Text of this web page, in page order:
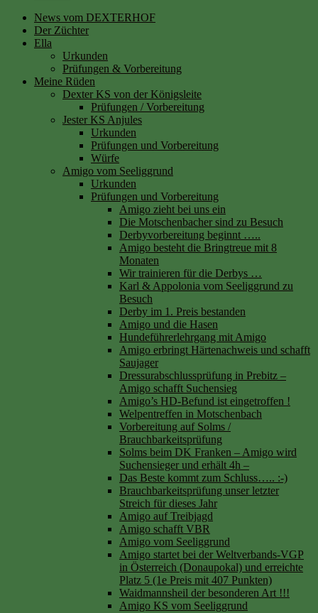
News vom DEXTERHOF
Der Züchter
Ella
Urkunden
Prüfungen & Vorbereitung
Meine Rüden
Dexter KS von der Königsleite
Prüfungen / Vorbereitung
Jester KS Anjules
Urkunden
Prüfungen und Vorbereitung
Würfe
Amigo vom Seeliggrund
Urkunden
Prüfungen und Vorbereitung
Amigo zieht bei uns ein
Die Motschenbacher sind zu Besuch
Derbyvorbereitung beginnt …..
Amigo besteht die Bringtreue mit 8
Monaten
Wir trainieren für die Derbys …
Karl & Appolonia vom Seeliggrund zu
Besuch
Derby im 1. Preis bestanden
Amigo und die Hasen
Hundeführerlehrgang mit Amigo
Amigo erbringt Härtenachweis und schafft
Saujager
Dressurabschlussprüfung in Prebitz –
Amigo schafft Suchensieg
Amigo’s HD-Befund ist eingetroffen !
Welpentreffen in Motschenbach
Vorbereitung auf Solms /
Brauchbarkeitsprüfung
Solms beim DK Franken – Amigo wird
Suchensieger und erhält 4h –
Das Beste kommt zum Schluss….. :-)
Brauchbarkeitsprüfung unser letzter
Streich für dieses Jahr
Amigo auf Treibjagd
Amigo schafft VBR
Amigo vom Seeliggrund
Amigo startet bei der Weltverbands-VGP
in Österreich (Donaupokal) und erreichte
Platz 5 (1e Preis mit 407 Punkten)
Waidmannsheil der besonderen Art !!!
Amigo KS vom Seeliggrund